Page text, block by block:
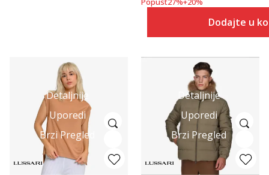
Dodajte u
Detaljnije
Uporedi
Brzi Pregled
Detaljnije
Uporedi
Brzi Pregled